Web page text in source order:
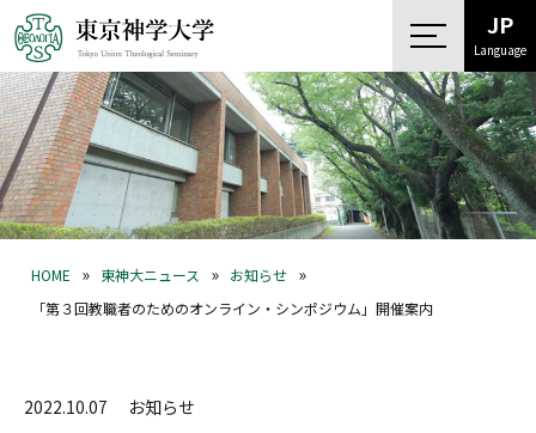
JP
Language
HOME » 東神大ニュース » お知らせ »
「第３回教職者のためのオンライン・シンポジウム」開催案内
2022.10.07 お知らせ